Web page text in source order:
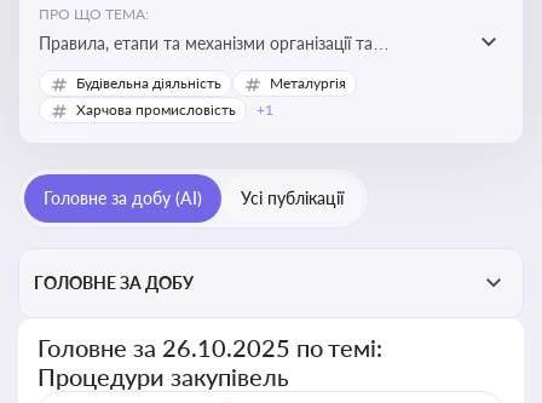
ПРО ЩО ТЕМА:
Правила, етапи та механізми організації та
проведення закупівель товарів, робіт та послуг за
державні чи публічні кошти
Будівельна діяльність
Металургія
Харчова промисловість
+1
Головне за добу (AI) Усі публікації
ГОЛОВНЕ ЗА ДОБУ
Головне за 26.10.2025 по темі:
Процедури закупівель